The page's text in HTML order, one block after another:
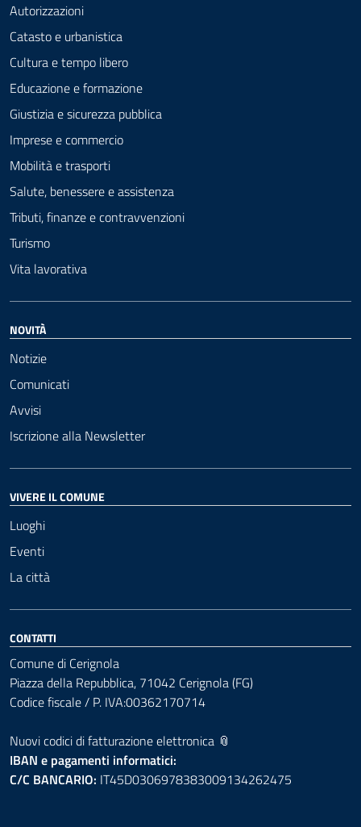
Autorizzazioni
Catasto e urbanistica
Cultura e tempo libero
Educazione e formazione
Giustizia e sicurezza pubblica
Imprese e commercio
Mobilità e trasporti
Salute, benessere e assistenza
Tributi, finanze e contravvenzioni
Turismo
Vita lavorativa
NOVITÀ
Notizie
Comunicati
Avvisi
Iscrizione alla Newsletter
VIVERE IL COMUNE
Luoghi
Eventi
La città
CONTATTI
Comune di Cerignola
Piazza della Repubblica, 71042 Cerignola (FG)
Codice fiscale / P. IVA:00362170714
Nuovi codici di fatturazione elettronica 📎
IBAN e pagamenti informatici:
C/C BANCARIO: IT45D0306978383009134262475